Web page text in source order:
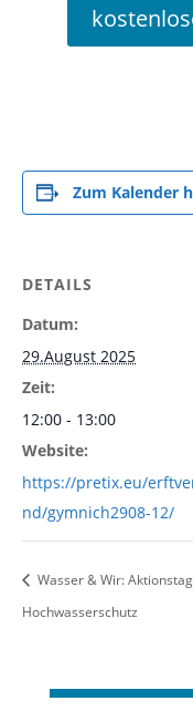
Zum Kalender
DETAILS
Datum:
29.August 2025
Zeit:
12:00 - 13:00
Website:
https://pretix.eu/
nd/gymnich2908-12/
Wasser & Wir: Aktionstag
Hochwasserschutz